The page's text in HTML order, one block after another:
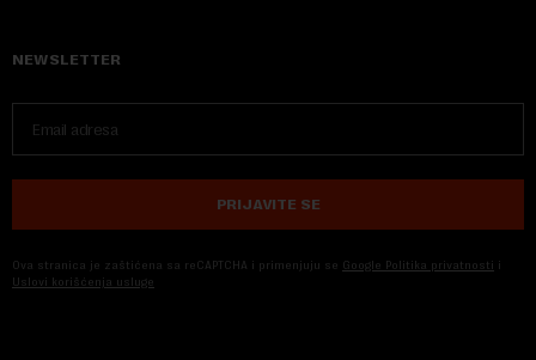
NEWSLETTER
PRIJAVITE SE
Ova stranica je zaštićena sa reCAPTCHA i primenjuju se Google Politika privatnosti i
Uslovi korišćenja usluge